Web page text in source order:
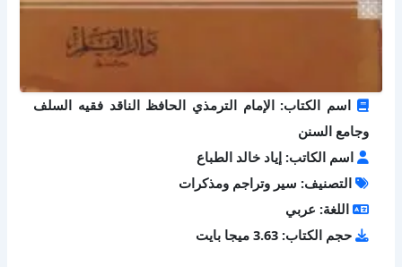
اسم الكتاب: الإمام الترمذي الحافظ الناقد فقيه السلف
وجامع السنن
اسم الكاتب: إياد خالد الطباع
التصنيف: سير وتراجم ومذكرات
اللغة: عربي
حجم الكتاب: 3.63 ميجا بايت